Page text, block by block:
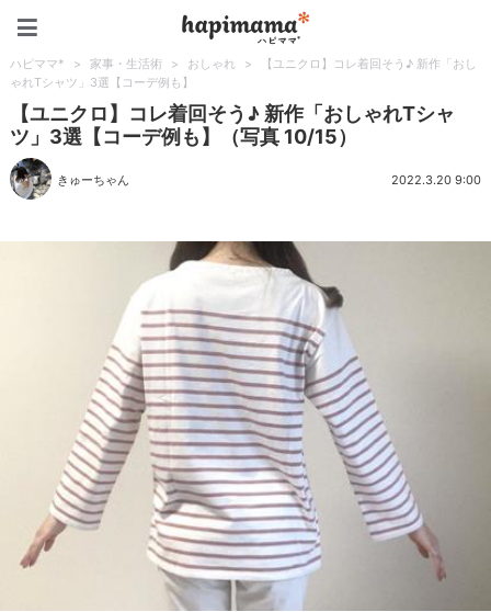
ハピママ* > 家事・生活術 > おしゃれ >
【ユニクロ】コレ着回そう♪ 新作「おし
ゃれTシャツ」3選【コーデ例も】
【ユニクロ】コレ着回そう♪ 新作「おしゃれTシャ
ツ」3選【コーデ例も】（写真 10/15）
きゅーちゃん 2022.3.20 9:00